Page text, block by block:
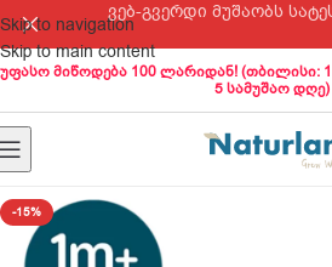
Skip to navigation
Skip to main content
ვებ-გვერდი მუშაობს
უფასო მიწოდება 100 ლარიდან! (თბილისი:
5 სამუშაო დღე)
-15%